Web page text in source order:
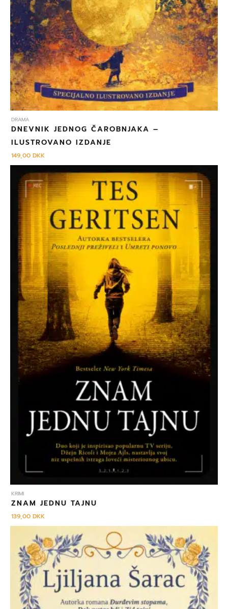
DRAMA
DNEVNIK JEDNOG ČAROBNJAKA –
ILUSTROVANO IZDANJE
149,00DKK
KRIMI
ZNAM JEDNU TAJNU
139,00DKK